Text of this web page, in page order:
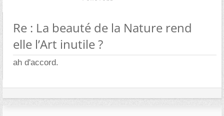
Re : La beauté de la Nature rend
elle l’Art inutile ?
ah d'accord.